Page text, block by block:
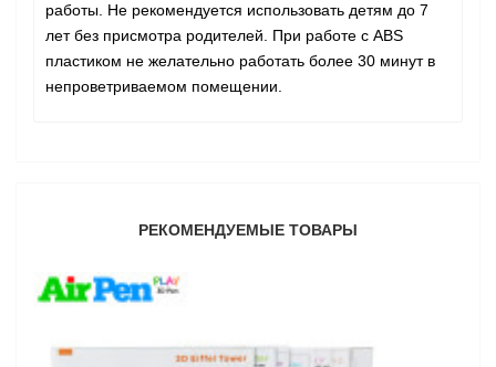
работы. Не рекомендуется использовать детям до 7
лет без присмотра родителей. При работе с ABS
пластиком не желательно работать более 30 минут в
непроветриваемом помещении.
РЕКОМЕНДУЕМЫЕ ТОВАРЫ